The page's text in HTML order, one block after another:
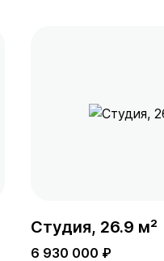
Студия, 26.9 м²
6 930 000 ₽